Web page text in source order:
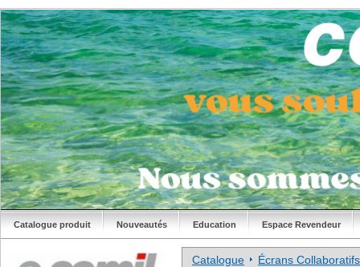
Catalogue produit Nouveautés Education Espace Revendeur
Catalogue Écrans Collaboratifs